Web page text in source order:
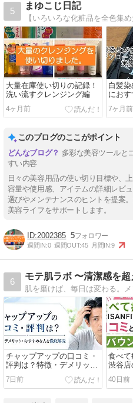
5
まゆこじ日記
大量在庫使い切りの記録！
洗い流すクレンジング編
4ヶ月前
白髪
にお
を実
7ヶ月前
このブログのここがポイント
多彩な美容ツールと
すい内容
日々の美容用品の使い切り目標や、
容量や使用感、アイテムの詳細レビ
選びやメンテナンスのヒントを提案
美容ライフをサポートします。
2002385 5
週間IN:0 週間OUT:45 月間IN:9
6
モテ肌ラボ 〜清潔感を
チャップアップの口コミ・
評判は？特徴・デメリッ
ト・おすすめな人を徹底解
説
7日前
食べて
渋谷店
バウン
40日前